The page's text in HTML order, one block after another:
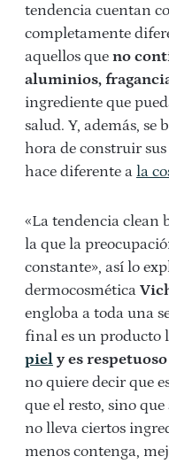
tendencia cuentan
completamente
aquellos que no
aluminios,
ingrediente que
salud. Y, además,
hora de construir
hace diferente a la
«La tendencia clean
la que la
constante», así lo
dermocosmética
engloba a toda una
final es un producto
piel y es
no quiere decir que
que el resto, sino
no lleva ciertos
menos contenga,